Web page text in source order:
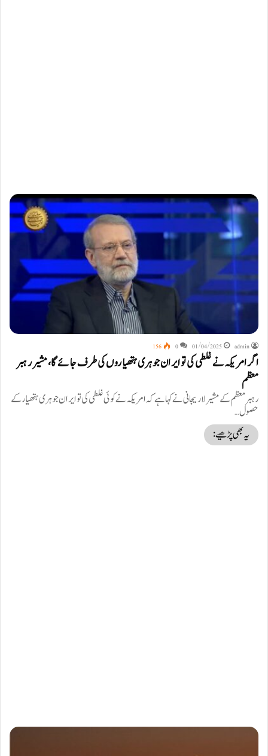
admin
01/04/2025
0
156
اگر امریکہ نے غلطی کی تو ایران جوہری ہتھیاروں کی طرف جائے گا، مشیر رہبر
معظم
رہبر معظم کے مشیر لاریجانی نے کہا ہے کہ امریکہ نے کوئی غلطی کی تو ایران جوہری ہتھیار کے
حصول…
یہ بھی پڑھیے: